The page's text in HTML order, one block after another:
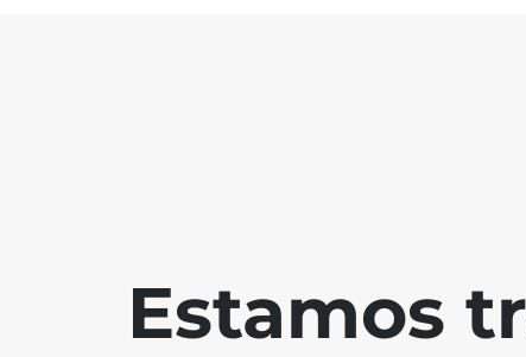
Estamos